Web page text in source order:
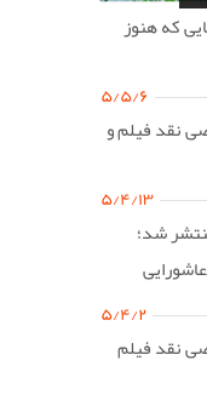
که هنوز
۵/۵/۶
نقد فیلم و
۵/۴/۱۳
شد؛
۵/۴/۲
نقد فیلم